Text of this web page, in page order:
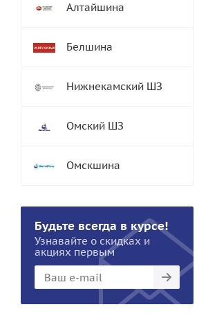
Алтайшина
Белшина
Нижнекамский ШЗ
Омский ШЗ
Омскшина
Будьте всегда в курсе!
Узнавайте о скидках и
акциях первым